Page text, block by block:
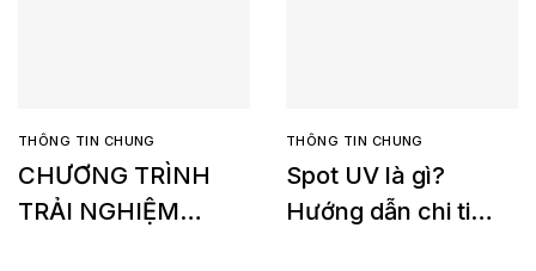
THÔNG TIN CHUNG
CHƯƠNG TRÌNH
TRẢI NGHIỆM
THÔNG TIN CHUNG
Spot UV là gì?
Hướng dẫn chi tiết